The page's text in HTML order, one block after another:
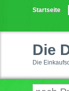
Startseite
Die
Die